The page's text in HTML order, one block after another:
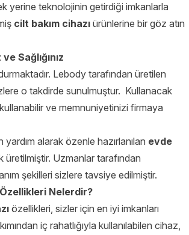
yerine teknolojinin getirdiği imkanlarla
cilt bakım cihazı ürünlerine bir göz atın
Sağlığınız
Lebody tarafından üretilen
o takdirde sunulmuştur. Kullanacak
ve memnuniyetinizi firmaya
alarak özenle hazırlanılan evde
üretilmiştir. Uzmanlar tarafından
şekilleri sizlere tavsiye edilmiştir.
Özellikleri Nelerdir?
özellikleri, sizler için en iyi imkanları
iç rahatlığıyla kullanılabilen cihaz,